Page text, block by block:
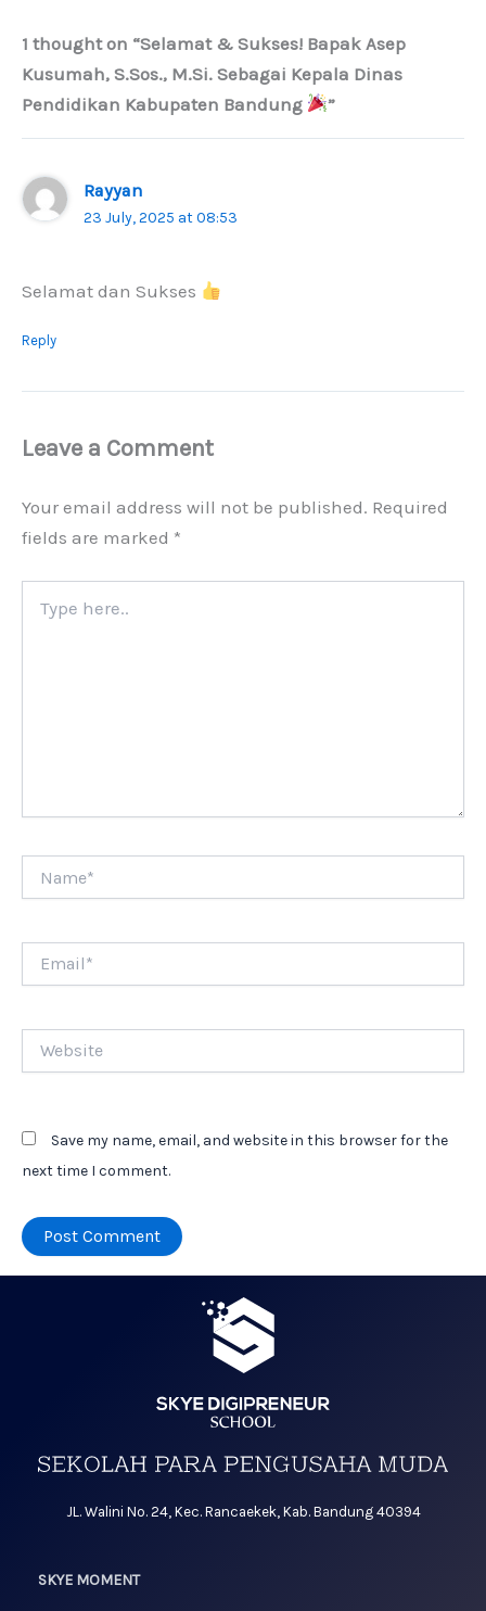
1 thought on “Selamat & Sukses! Bapak Asep
Kusumah, S.Sos., M.Si. Sebagai Kepala Dinas
Pendidikan Kabupaten Bandung
”
Rayyan
23 July, 2025 at 08:53
Selamat dan Sukses
Reply
Leave a Comment
Your email address will not be published. Required
fields are marked *
here..
Save my name, email, and website in this browser for the
next time I comment.
JL. Walini No. 24, Kec. Rancaekek, Kab. Bandung 40394
SKYE MOMENT